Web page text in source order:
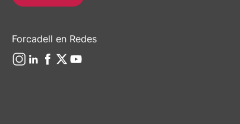
Forcadell en Redes